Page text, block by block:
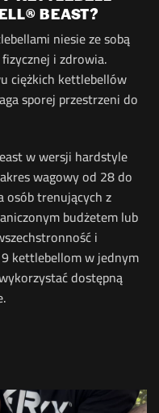
BEAST?
niesie ze sobą
i zdrowia.
ciężkich kettlebellów
sporej przestrzeni do
w wersji hardstyle
wagowy od 28 do
osób trenujących z
budżetem lub
i
kettlebellom w jednym
dostępną